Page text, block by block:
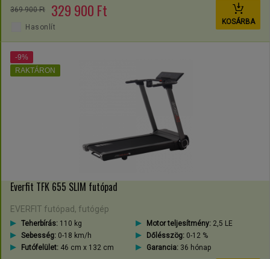
369 900 Ft 329 900 Ft
KOSÁRBA
Hasonlít
Everfit TFK 655 SLIM futópad
EVERFIT futópad, futógép
Teherbírás: 110 kg Motor teljesítmény:2,5 LE
Sebesség: 0-18 km/h Dőlésszög:0-12 %
Futófelület: 46 cm x 132 cm Garancia:36 hónap
-9%
RAKTÁRON